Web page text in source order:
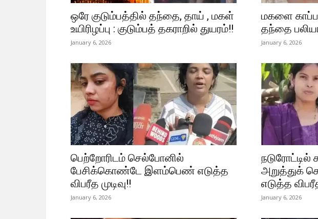
ஒரே குடும்பத்தில் தந்தை, தாய் , மகள்
உயிரிழப்பு : குடும்பத் தகராறில் துயரம்!!
January 6, 2026
மகளை
தந்தை
January 6, 2026
பெற்றோரிடம் செல்போனில்
பேசிக்கொண்டே இளம்பெண் எடுத்த
விபரீத முடிவு!!
January 6, 2026
அறுத்துக்
எடுத்த
January 6, 2026